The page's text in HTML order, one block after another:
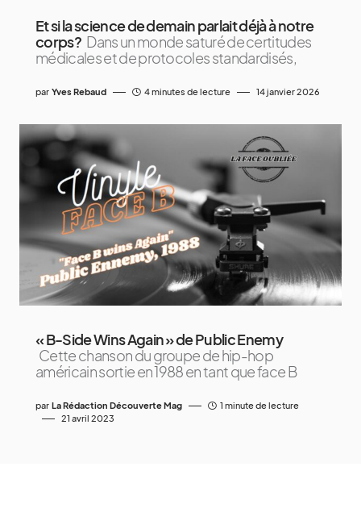
Et si la science de demain parlait déjà à notre
corps? Dans un monde saturé de certitudes
médicales et de protocoles standardisés,
par Yves Rebaud 4 minutes de lecture 14 janvier 2026
« B-Side Wins Again » de Public Enemy
Cette chanson du groupe de hip-hop
américain sortie en 1988 en tant que face B
par La Rédaction Découverte Mag
1 minute de lecture
21 avril 2023